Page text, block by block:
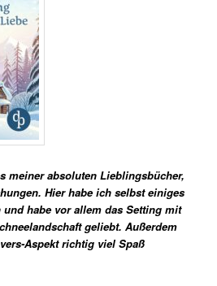
meiner absoluten Lieblingsbücher,
Hier habe ich selbst einiges
habe vor allem das Setting mit
geliebt. Außerdem
Aspekt richtig viel Spaß